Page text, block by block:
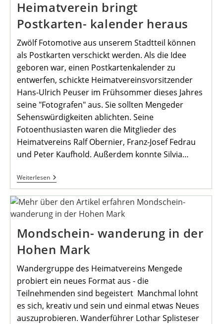
Heimatverein bringt
Postkarten- kalender heraus
Zwölf Fotomotive aus unserem Stadtteil können
als Postkarten verschickt werden. Als die Idee
geboren war, einen Postkartenkalender zu
entwerfen, schickte Heimatvereinsvorsitzender
Hans-Ulrich Peuser im Frühsommer dieses Jahres
seine "Fotografen" aus. Sie sollten Mengeder
Sehenswürdigkeiten ablichten. Seine
Fotoenthusiasten waren die Mitglieder des
Heimatvereins Ralf Obernier, Franz-Josef Fedrau
und Peter Kaufhold. Außerdem konnte Silvia…
WeiterlesenHeimatverein
Bringt
Kalender
Heraus
Mondschein- wanderung in der
Hohen Mark
Wandergruppe des Heimatvereins Mengede
probiert ein neues Format aus - die
Teilnehmenden sind begeistert Manchmal lohnt
es sich, kreativ und sein und einmal etwas Neues
auszuprobieren. Wanderführer Lothar Splisteser